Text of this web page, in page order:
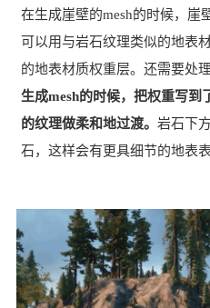
在生成崖壁的mesh的时候，崖
可以用与岩石纹理类似的地表
的地表材质权重层。还需要处
生成mesh的时候，把权重写到
的纹理做柔和地过渡。 岩石下
石，这样会有更具细节的地表表